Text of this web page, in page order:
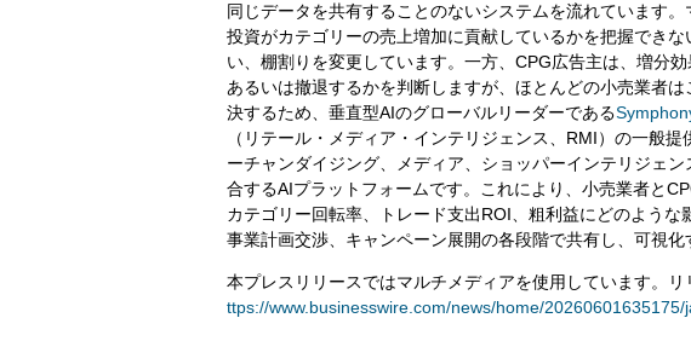
同じデータを共有することのないシステムを流れています
投資がカテゴリーの売上増加に貢献しているかを把握でき
い、棚割りを変更しています。一方、CPG広告主は、増分
あるいは撤退するかを判断しますが、ほとんどの小売業者
決するため、垂直型AIのグローバルリーダーである
（リテール・メディア・インテリジェンス、RMI）の一般
ーチャンダイジング、メディア、ショッパーインテリジェ
合するAIプラットフォームです。これにより、小売業者と
カテゴリー回転率、トレード支出ROI、粗利益にどのよう
事業計画交渉、キャンペーン展開の各段階で共有し、可視化
本プレスリリースではマルチメディアを使用しています。
ttps://www.businesswire.com/news/home/20260601635175/